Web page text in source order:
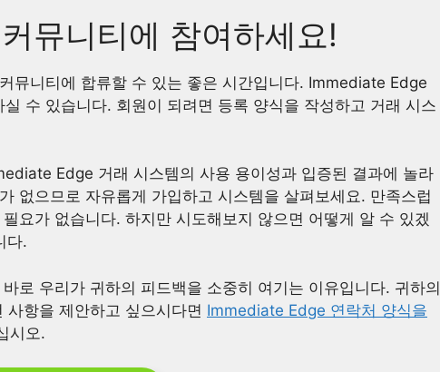
뮤니티에 참여하세요!
뮤니티에 합류할 수 있는 좋은 시간입니다. Immediate Edge
수 있습니다. 회원이 되려면 등록 양식을 작성하고 거래 시스
Edge 거래 시스템의 사용 용이성과 입증된 결과에 놀라
없으므로 자유롭게 가입하고 시스템을 살펴보세요. 만족스럽
요가 없습니다. 하지만 시도해보지 않으면 어떻게 알 수 있겠
다.
로 우리가 귀하의 피드백을 소중히 여기는 이유입니다. 귀하의
항을 제안하고 싶으시다면 Immediate Edge 연락처 양식을
시오.